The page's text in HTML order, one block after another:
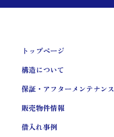
トップページ
構造について
保証・アフターメンテナンス
販売物件情報
借入れ事例